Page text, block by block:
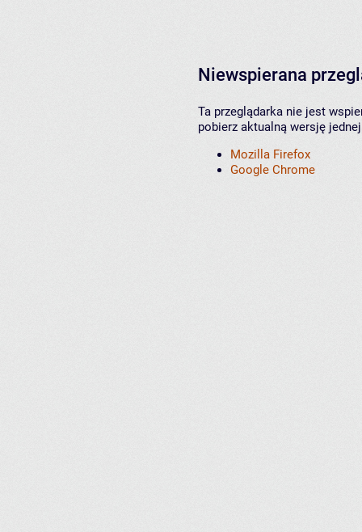
Niewspierana
Ta przeglądarka nie jest
pobierz aktualną wersję
Mozilla Firefox
Google Chrome